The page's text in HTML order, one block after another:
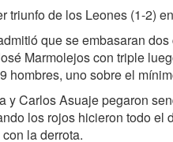
triunfo de los Leones (1-2)
que se embasaran
Marmolejos con triple
hombres, uno sobre el
y Carlos Asuaje pegaron
los rojos hicieron todo el
la derrota.